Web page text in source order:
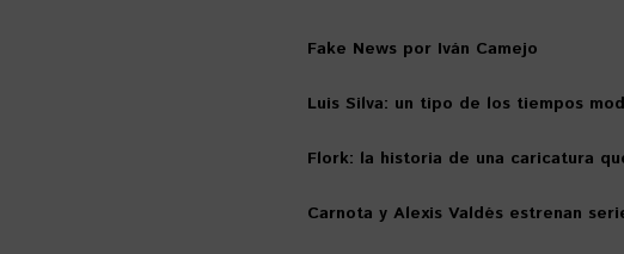
Fake News por Iván Camejo
Luis Silva: un tipo de los tiempos
Flork: la historia de una caricatura
Carnota y Alexis Valdés estrenan